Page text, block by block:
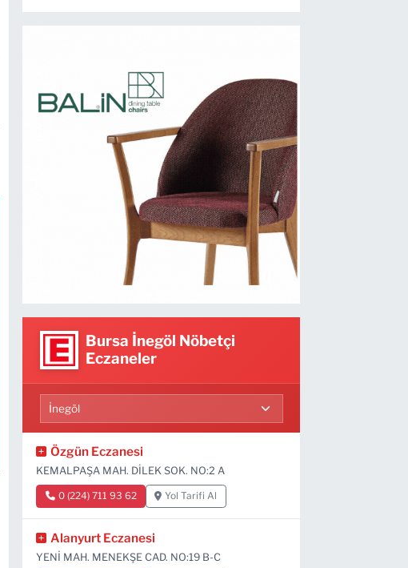
Bursa İnegöl Nöbetçi
Eczaneler
Özgün Eczanesi
KEMALPAŞA MAH. DİLEK SOK. NO:2 A
0 (224) 711 93 62 Yol Tarifi Al
Alanyurt Eczanesi
YENİ MAH. MENEKŞE CAD. NO:19 B-C